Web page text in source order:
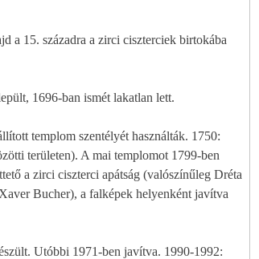
a 15. századra a zirci ciszterciek birtokába
1696-ban ismét lakatlan lett.
templom szentélyét használták. 1750:
területen). A mai templomot 1799-ben
a zirci ciszterci apátság (valószínűleg Dréta
Utóbbi 1971-ben javítva. 1990-1992: